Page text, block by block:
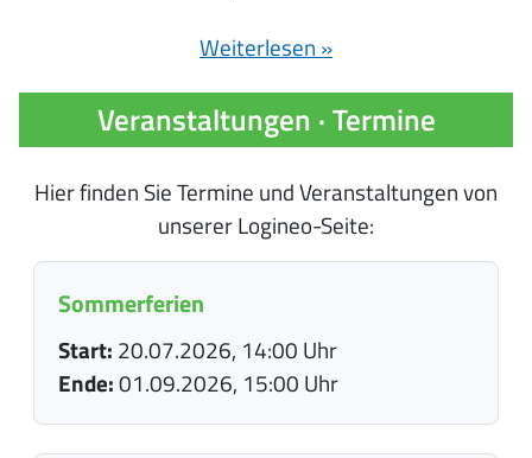
Weiterlesen »
Veranstaltungen · Termine
Hier finden Sie Termine und Veranstaltungen von
unserer Logineo-Seite:
Sommerferien
Start: 20.07.2026, 14:00 Uhr
Ende:01.09.2026, 15:00 Uhr